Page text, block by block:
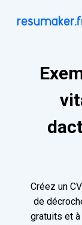
Créez un
de
gratuits et